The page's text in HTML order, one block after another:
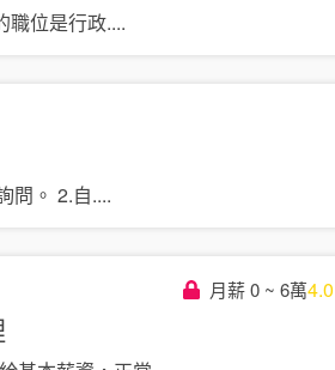
職位是行政....
問。 2.自....
月薪 0 ~ 6萬4.0